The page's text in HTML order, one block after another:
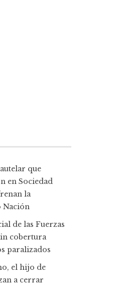
que
en Sociedad
la
Nación
de las Fuerzas
cobertura
paralizados
el hijo de
a cerrar